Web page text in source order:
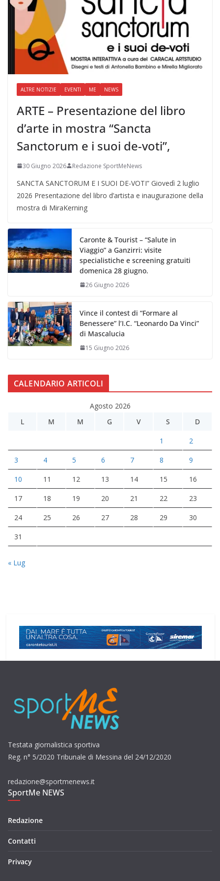
ALTRE NOTIZIE EVENTI ME NEWS
ARTE – Presentazione del libro
d’arte in mostra “Sancta
Sanctorum e i suoi de-voti”,
30 Giugno 2026 Redazione SportMeNews
SANCTA SANCTORUM E I SUOI DE-VOTI” Giovedì 2 luglio
2026 Presentazione del libro d’artista e inaugurazione della
mostra di MiraKerning
Caronte & Tourist – “Salute in
Viaggio” a Ganzirri: visite
specialistiche e screening gratuiti
domenica 28 giugno.
26 Giugno 2026
Vince il contest di “Formare al
Benessere” l’I.C. “Leonardo Da Vinci”
di Mascalucia
15 Giugno 2026
CALENDARIO ARTICOLI
Agosto 2026
L
M M G V S D
1 2
3 4 5 6 7 8 9
10 11 12 13 14 15 16
17 18 19 20 21 22 23
24 25 26 27 28 29 30
31
« Lug
Testata giornalistica sportiva
Reg. n° 5/2020 Tribunale di Messina del 24/12/2020
redazione@sportmenews.it
SportMe NEWS
Redazione
Contatti
Privacy